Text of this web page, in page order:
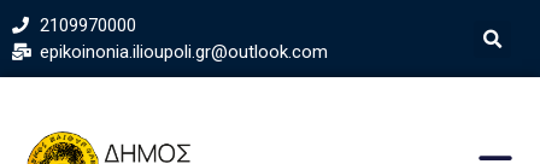
2109970000
epikoinonia.ilioupoli.gr@outlook.com